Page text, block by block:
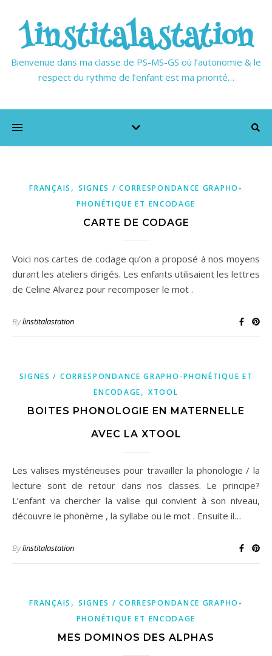
1institalastation
Bienvenue dans ma classe de PS-MS-GS où l’autonomie & le
respect du rythme de l’enfant est ma priorité…
FRANÇAIS , SIGNES / CORRESPONDANCE GRAPHO-
PHONÉTIQUE ET ENCODAGE
CARTE DE CODAGE
Voici nos cartes de codage qu’on a proposé à nos moyens
durant les ateliers dirigés. Les enfants utilisaient les lettres
de Celine Alvarez pour recomposer le mot .
Bylinstitalastation
SIGNES / CORRESPONDANCE GRAPHO-PHONÉTIQUE ET
ENCODAGE,XTOOL
BOITES PHONOLOGIE EN MATERNELLE
AVEC LA XTOOL
Les valises mystérieuses pour travailler la phonologie / la
lecture sont de retour dans nos classes. Le principe?
L’enfant va chercher la valise qui convient à son niveau,
découvre le phonème , la syllabe ou le mot . Ensuite il…
Bylinstitalastation
FRANÇAIS , SIGNES / CORRESPONDANCE GRAPHO-
PHONÉTIQUE ET ENCODAGE
MES DOMINOS DES ALPHAS